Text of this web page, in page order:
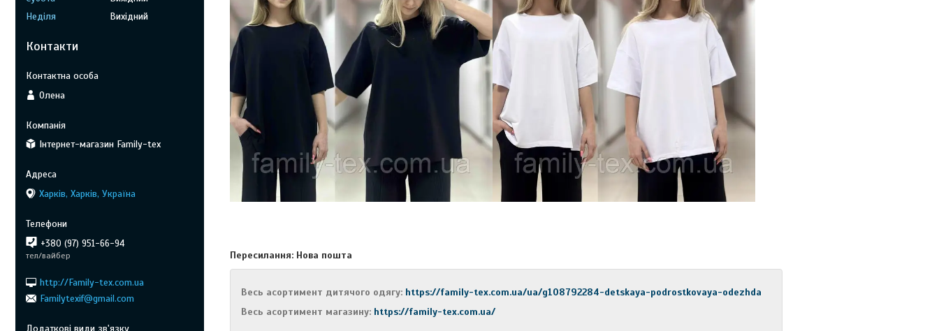
Пересилання: Нова пошта
Весь асортимент дитячого одягу: https://family-tex.com.ua/ua/g108792284-detskaya-podrostkovaya-odezhda
Весь асортимент магазину: https://family-tex.com.ua/
Неділя
Вихідний
Контакти
Олена
Інтернет-магазин Family-tex
Харків, Харків, Україна
+380 (97) 951-66-94
тел/вайбер
http://Family-tex.com.ua
Familytexif@gmail.com